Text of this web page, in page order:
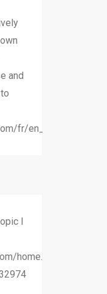
and
fr/
I
home.php?